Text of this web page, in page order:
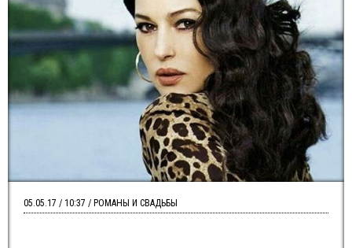
05.05.17 / 10:37 / РОМАНЫ И СВАДЬБЫ